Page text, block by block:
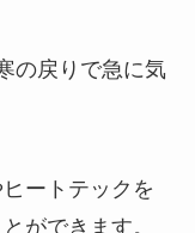
の戻りで急に気
ートテックを
ができます。